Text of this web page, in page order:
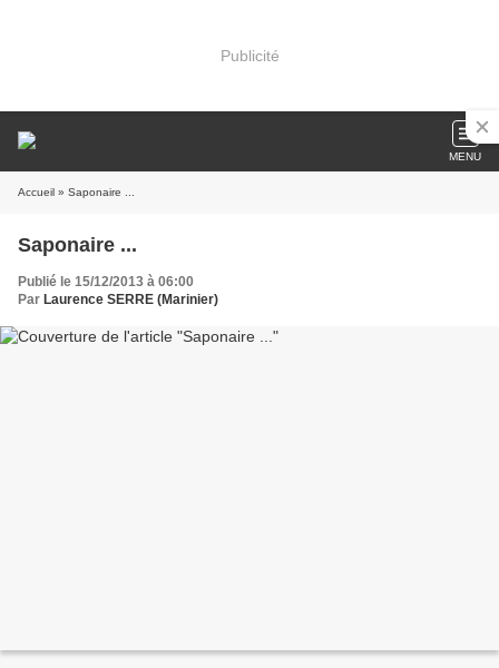
Publicité
MENU
Accueil » Saponaire ...
Saponaire ...
Publié le 15/12/2013 à 06:00
Par Laurence SERRE (Marinier)